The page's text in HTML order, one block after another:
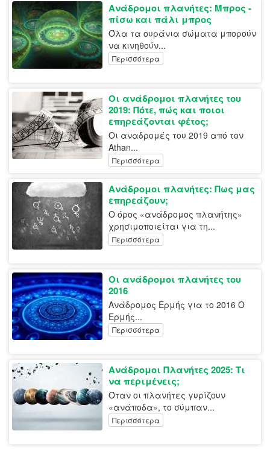
Ανάδρομοι πλανήτες: Μπρος -
πίσω και πάλι μπρος
Όλα τα ουράνια σώματα μπορούν
να κινηθούν...
Περισσότερα
Οι ανάδρομοι πλανήτες του
2019: Πότε, πώς και ποιοι
επηρεάζονται φέτος;
Οι αναδρομές του 2019 από τον
Athan...
Περισσότερα
Ανάδρομοι πλανήτες: Πως μας
επηρεάζουν;
Ο όρος «ανάδρομος πλανήτης»
χρησιμοποιείται για τη...
Περισσότερα
Οι ανάδρομοι πλανήτες του
2016
Ανάδρομος Ερμής για το 2016 Ο
Ερμής...
Περισσότερα
Ανάδρομοι Πλανήτες 2025: Τι
να περιμένεις;
Όταν οι πλανήτες γυρίζουν
«ανάποδα», το σύμπαν...
Περισσότερα